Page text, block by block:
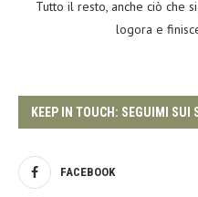
Tutto il resto, anche ciò che
logora e
KEEP IN TOUCH: SEGUIMI SUI
FACEBOOK